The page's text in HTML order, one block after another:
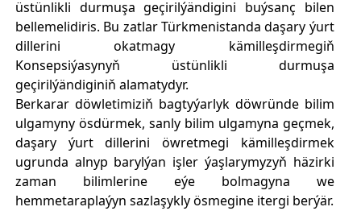
üstünlikli durmuşa geçirilýändigini buýsanç bilen
bellemelidiris. Bu zatlar Türkmenistanda daşary ýurt
dillerini okatmagy kämilleşdirmegiň
Konsepsiýasynyň üstünlikli durmuşa
geçirilýändiginiň alamatydyr.
Berkarar döwletimiziň bagtyýarlyk döwründe bilim
ulgamyny ösdürmek, sanly bilim ulgamyna geçmek,
daşary ýurt dillerini öwretmegi kämilleşdirmek
ugrunda alnyp barylýan işler ýaşlarymyzyň häzirki
zaman bilimlerine eýe bolmagyna we
hemmetaraplaýyn sazlaşykly ösmegine itergi berýär.